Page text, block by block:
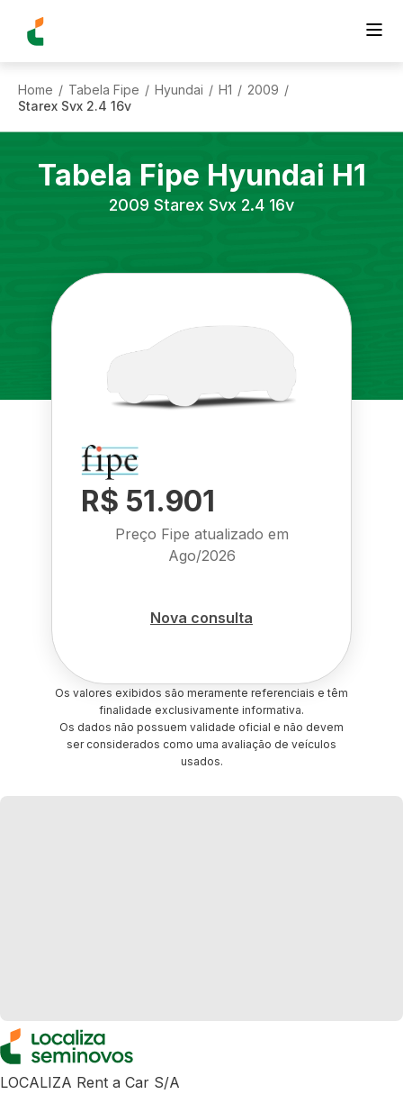
Home / Tabela Fipe / Hyundai / H1 / 2009 /
Starex Svx 2.4 16v
Tabela Fipe Hyundai H1
2009 Starex Svx 2.4 16v
R$ 51.901
Preço Fipe atualizado em
Ago/2026
Nova consulta
Os valores exibidos são meramente referenciais e têm
finalidade exclusivamente informativa.
Os dados não possuem validade oficial e não devem
ser considerados como uma avaliação de veículos
usados.
LOCALIZA Rent a Car S/A